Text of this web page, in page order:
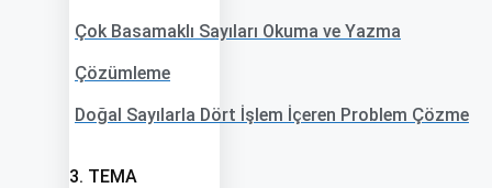
Çok Basamaklı Sayıları Okuma ve Yazma
Çözümleme
Doğal Sayılarla Dört İşlem İçeren Problem Çözme
3. TEMA